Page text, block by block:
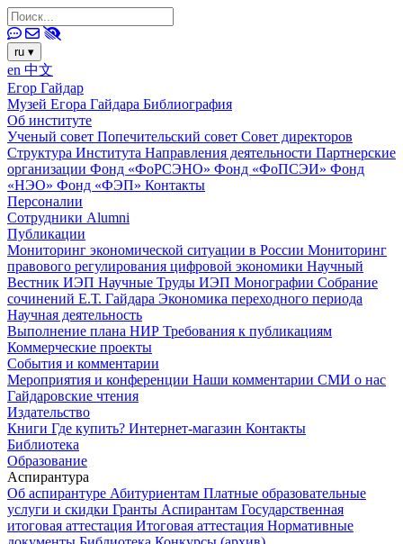
ru ▾
en 中文
Егор Гайдар
Музей Егора Гайдара Библиография
Об институте
Ученый совет Попечительский совет Совет директоров
Структура Института Направления деятельности Партнерские
организации Фонд «ФоРСЭНО» Фонд «ФоПСЭИ» Фонд
«НЭО» Фонд «ФЭП» Контакты
Персоналии
Сотрудники Alumni
Публикации
Мониторинг экономической ситуации в России Мониторинг
правового регулирования цифровой экономики Научный
Вестник ИЭП Научные Труды ИЭП Монографии Собрание
сочинений Е.Т. Гайдара Экономика переходного периода
Научная деятельность
Выполнение плана НИР Требования к публикациям
Коммерческие проекты
События и комментарии
Мероприятия и конференции Наши комментарии СМИ о нас
Гайдаровские чтения
Издательство
Книги Где купить? Интернет-магазин Контакты
Библиотека
Образование
Аспирантура
Об аспирантуре Абитуриентам Платные образовательные
услуги и скидки Гранты Аспирантам Государственная
итоговая аттестация Итоговая аттестация Нормативные